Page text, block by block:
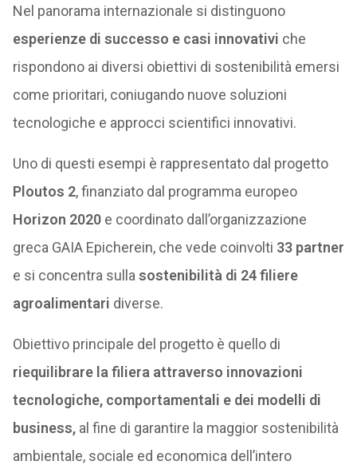
Nel panorama internazionale si distinguono
esperienze di successo e casi innovativi che
rispondono ai diversi obiettivi di sostenibilità emersi
come prioritari, coniugando nuove soluzioni
tecnologiche e approcci scientifici innovativi.
Uno di questi esempi è rappresentato dal progetto
Ploutos 2, finanziato dal programma europeo
Horizon 2020e coordinato dall’organizzazione
greca GAIA Epicherein, che vede coinvolti 33 partner
e si concentra sulla sostenibilità di 24 filiere
agroalimentari diverse.
Obiettivo principale del progetto è quello di
riequilibrare la filiera attraverso innovazioni
tecnologiche, comportamentali e dei modelli di
business,al fine di garantire la maggior sostenibilità
ambientale, sociale ed economica dell’intero